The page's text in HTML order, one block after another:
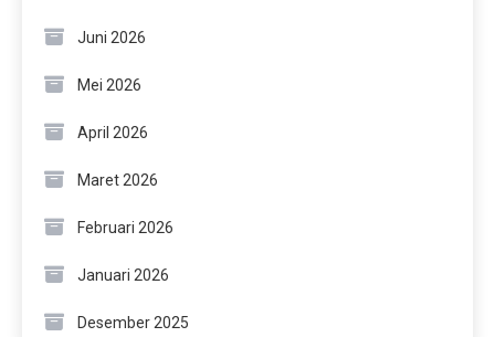
Juni 2026
Mei 2026
April 2026
Maret 2026
Februari 2026
Januari 2026
Desember 2025